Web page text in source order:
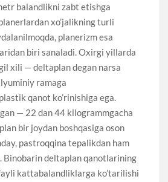
balandlikni zabt etishga
xo’jalikning turli
planerizm esa
biri sanaladi. Oxirgi yillarda
xili — deltaplan degan narsa
ramaga
qanot ko’rinishiga ega.
— 22 dan 44 kilogrammgacha
bir joydan boshqasiga oson
pastroqqina tepalikdan ham
Binobarin deltaplan qanotlarining
kattabalandliklarga ko’tarilishi